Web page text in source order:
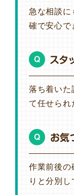
急な相談に
確で安心で
Q スタ
落ち着いた
て任せられ
Q お気
作業前後の
りと分別し